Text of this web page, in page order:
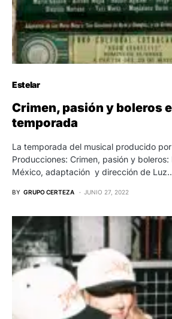
Estelar
Crimen, pasión y boleros
temporada
La temporada del musical producido
Producciones: Crimen, pasión y
México, adaptación y dirección de
BY GRUPO CERTEZA JUNIO 27, 2022